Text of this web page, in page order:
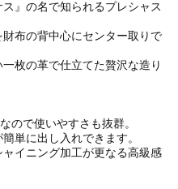
』の名で知られるプレシャス
布の背中心にセンター取りで
枚の革で仕立てた贅沢な造り
ので使いやすさも抜群。
単に出し入れできます。
イニング加工が更なる高級感